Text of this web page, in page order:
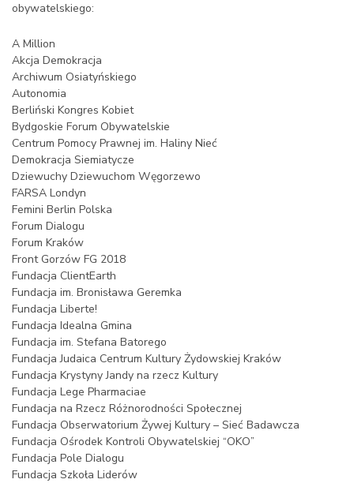
obywatelskiego:
A Million
Akcja Demokracja
Archiwum Osiatyńskiego
Autonomia
Berliński Kongres Kobiet
Bydgoskie Forum Obywatelskie
Centrum Pomocy Prawnej im. Haliny Nieć
Demokracja Siemiatycze
Dziewuchy Dziewuchom Węgorzewo
FARSA Londyn
Femini Berlin Polska
Forum Dialogu
Forum Kraków
Front Gorzów FG 2018
Fundacja ClientEarth
Fundacja im. Bronisława Geremka
Fundacja Liberte!
Fundacja Idealna Gmina
Fundacja im. Stefana Batorego
Fundacja Judaica Centrum Kultury Żydowskiej Kraków
Fundacja Krystyny Jandy na rzecz Kultury
Fundacja Lege Pharmaciae
Fundacja na Rzecz Różnorodności Społecznej
Fundacja Obserwatorium Żywej Kultury – Sieć Badawcza
Fundacja Ośrodek Kontroli Obywatelskiej “OKO”
Fundacja Pole Dialogu
Fundacja Szkoła Liderów